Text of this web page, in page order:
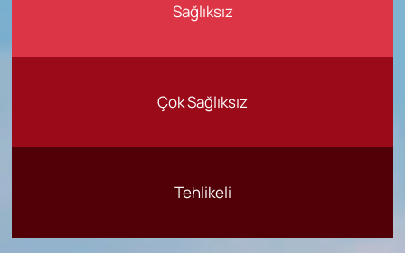
Sağlıksız
Çok Sağlıksız
Tehlikeli